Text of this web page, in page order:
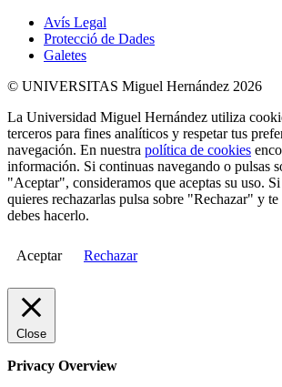
Avís Legal
Protecció de Dades
Galetes
© UNIVERSITAS Miguel Hernández 2026
La Universidad Miguel Hernández utiliza
terceros para fines analíticos y respetar tus
navegación. En nuestra política de cookies
información. Si continuas navegando o pulsas
"Aceptar", consideramos que aceptas su uso.
quieres rechazarlas pulsa sobre "Rechazar" y
debes hacerlo.
Aceptar Rechazar
Close
Privacy Overview